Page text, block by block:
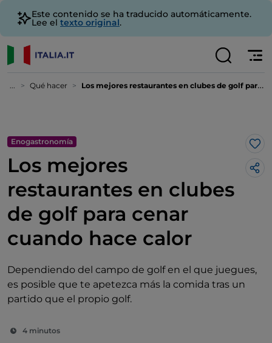
Este contenido se ha traducido automáticamente.
Lee el texto original.
... Qué hacer Los mejores restaurantes en clubes de golf para cenar cuando hace calor
Enogastronomía
Los mejores
restaurantes en clubes
de golf para cenar
cuando hace calor
Dependiendo del campo de golf en el que juegues,
es posible que te apetezca más la comida tras un
partido que el propio golf.
4 minutos
Me